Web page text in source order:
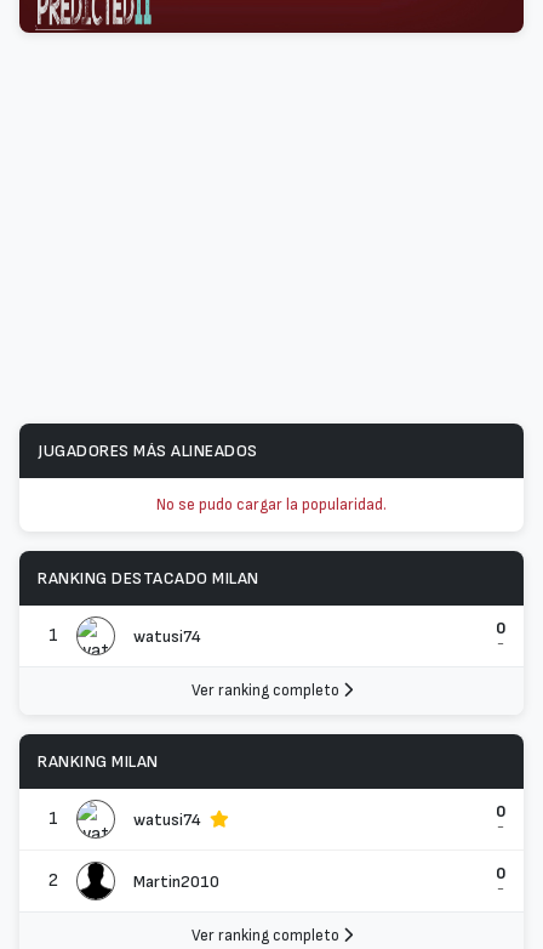
RANKING DESTACADO MILAN
1 watusi74 0
-
Ver ranking completo
RANKING MILAN
1 watusi74 0
-
2 Martin2010 0
-
Ver ranking completo
JUGADORES MÁS ALINEADOS
No se pudo cargar la popularidad.